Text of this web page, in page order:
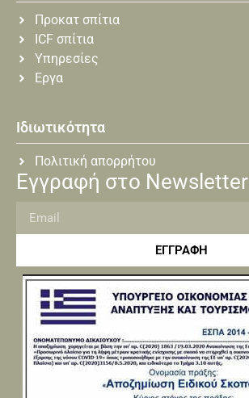
Προκατ σπίτια
ICF σπίτια
Υπηρεσίες
Εργα
Ιδιωτικότητα
Πολιτική απορρήτου
Εγγραφή στο Newsletter
ΕΓΓΡΑΦΗ